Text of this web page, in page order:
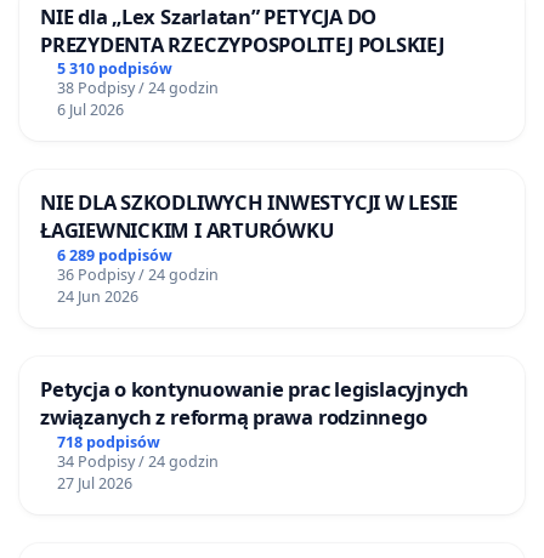
NIE dla „Lex Szarlatan” PETYCJA DO
PREZYDENTA RZECZYPOSPOLITEJ POLSKIEJ
5 310 podpisów
38 Podpisy / 24 godzin
6 Jul 2026
NIE DLA SZKODLIWYCH INWESTYCJI W LESIE
ŁAGIEWNICKIM I ARTURÓWKU
6 289 podpisów
36 Podpisy / 24 godzin
24 Jun 2026
Petycja o kontynuowanie prac legislacyjnych
związanych z reformą prawa rodzinnego
718 podpisów
34 Podpisy / 24 godzin
27 Jul 2026